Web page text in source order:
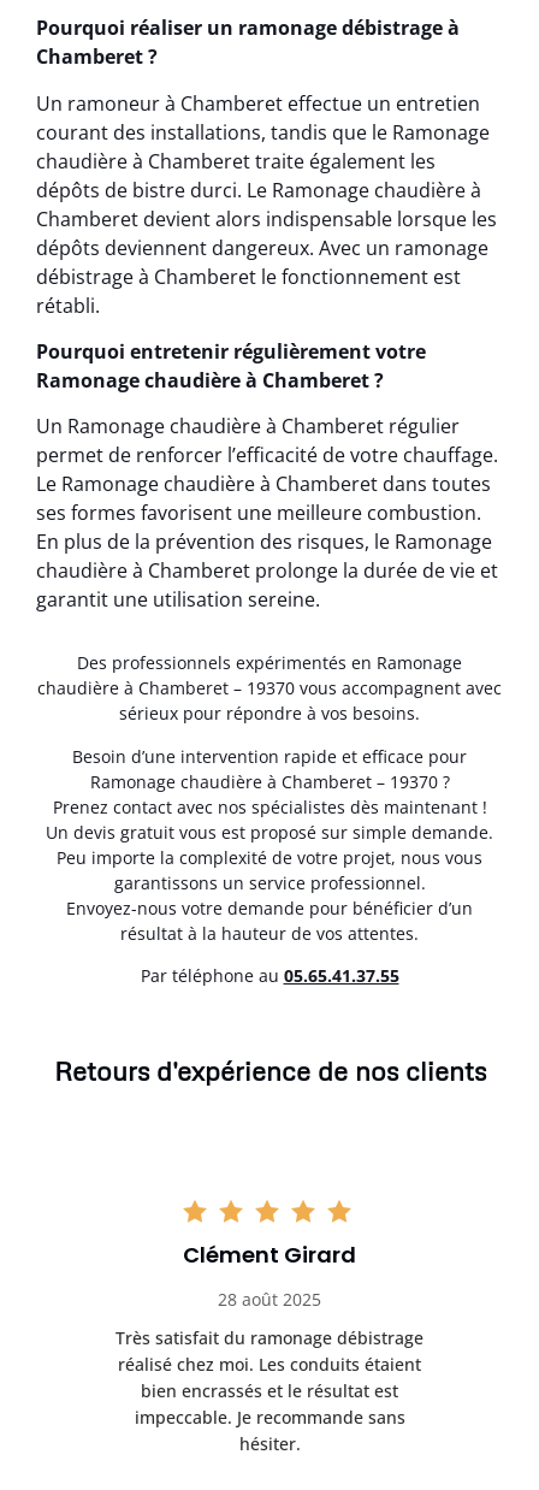
Pourquoi réaliser un ramonage débistrage à
Chamberet ?
Un ramoneur à Chamberet effectue un entretien
courant des installations, tandis que le Ramonage
chaudière à Chamberet traite également les
dépôts de bistre durci. Le Ramonage chaudière à
Chamberet devient alors indispensable lorsque les
dépôts deviennent dangereux. Avec un ramonage
débistrage à Chamberet le fonctionnement est
rétabli.
Pourquoi entretenir régulièrement votre
Ramonage chaudière à Chamberet ?
Un Ramonage chaudière à Chamberet régulier
permet de renforcer l’efficacité de votre chauffage.
Le Ramonage chaudière à Chamberet dans toutes
ses formes favorisent une meilleure combustion.
En plus de la prévention des risques, le Ramonage
chaudière à Chamberet prolonge la durée de vie et
garantit une utilisation sereine.
Des professionnels expérimentés en Ramonage
chaudière à Chamberet – 19370 vous accompagnent avec
sérieux pour répondre à vos besoins.
Besoin d’une intervention rapide et efficace pour
Ramonage chaudière à Chamberet – 19370 ?
Prenez contact avec nos spécialistes dès maintenant !
Un devis gratuit vous est proposé sur simple demande.
Peu importe la complexité de votre projet, nous vous
garantissons un service professionnel.
Envoyez-nous votre demande pour bénéficier d’un
résultat à la hauteur de vos attentes.
Par téléphone au 05.65.41.37.55
Retours d'expérience de nos clients
Clément Girard
28 août 2025
Très satisfait du ramonage débistrage
réalisé chez moi. Les conduits étaient
bien encrassés et le résultat est
impeccable. Je recommande sans
hésiter.